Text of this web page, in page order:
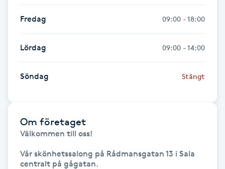
Japansk massage
Katun fransar
Kemisk peeling
Keratinbehandling
Fredag 09:00 - 18:00
Lördag 09:00 - 14:00
Söndag Stängt
Om företaget
Välkommen till oss!
Vår skönhetssalong på Rådmansgatan 13 i Sala
centralt på gågatan.